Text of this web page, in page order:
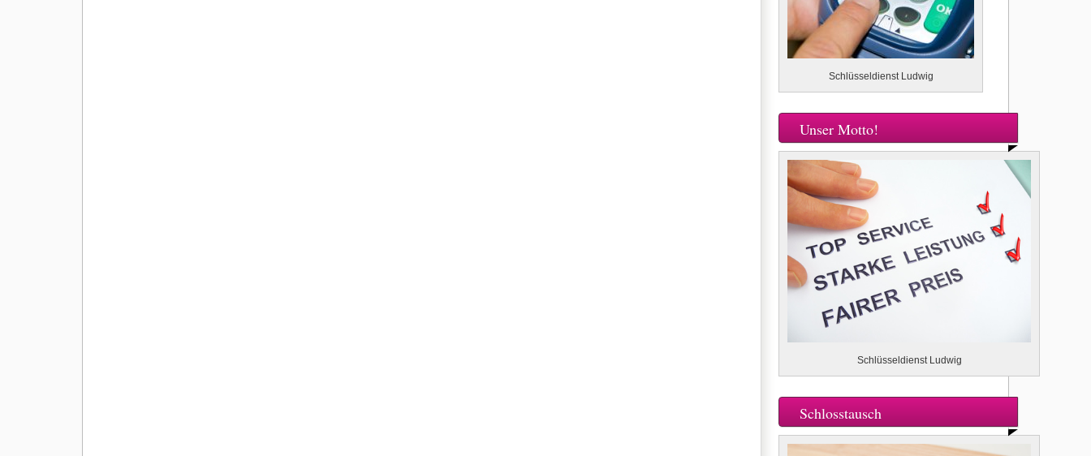
Schlüsseldienst Ludwig
Unser Motto!
Schlüsseldienst Ludwig
Schlosstausch